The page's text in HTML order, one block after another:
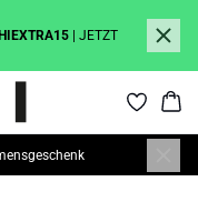
| JETZT